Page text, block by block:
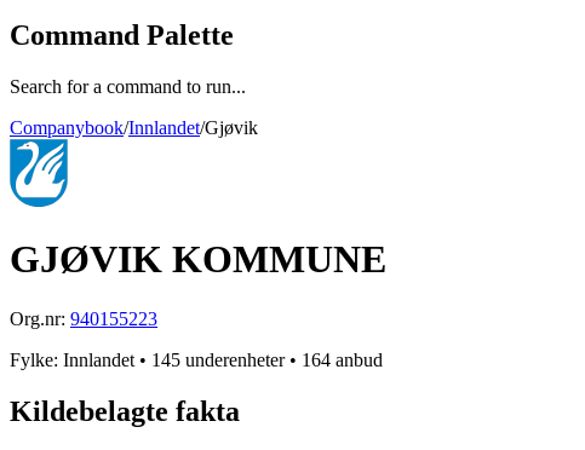
Command Palette
Search for a command to run...
Companybook/Innlandet/Gjøvik
GJØVIK KOMMUNE
Org.nr: 940155223
Fylke: Innlandet • 145 underenheter• 164 anbud
Kildebelagte fakta